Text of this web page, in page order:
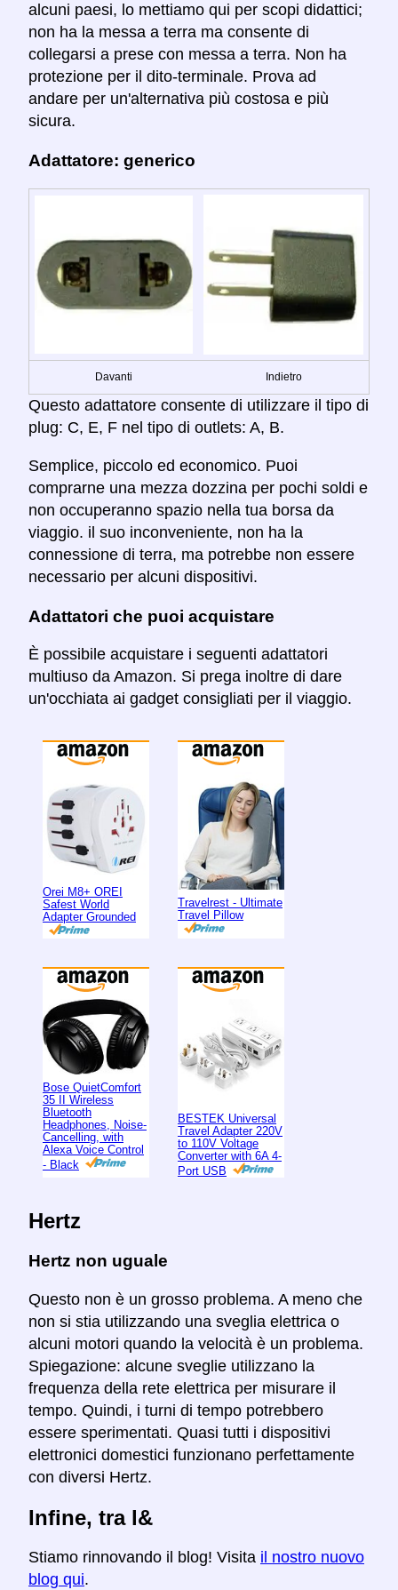
alcuni paesi, lo mettiamo qui per scopi didattici;
non ha la messa a terra ma consente di
collegarsi a prese con messa a terra. Non ha
protezione per il dito-terminale. Prova ad
andare per un'alternativa più costosa e più
sicura.
Adattatore: generico
Davanti Indietro
Questo adattatore consente di utilizzare il tipo di
plug: C, E, F nel tipo di outlets: A, B.
Semplice, piccolo ed economico. Puoi
comprarne una mezza dozzina per pochi soldi e
non occuperanno spazio nella tua borsa da
viaggio. il suo inconveniente, non ha la
connessione di terra, ma potrebbe non essere
necessario per alcuni dispositivi.
Adattatori che puoi acquistare
È possibile acquistare i seguenti adattatori
multiuso da Amazon. Si prega inoltre di dare
un'occhiata ai gadget consigliati per il viaggio.
Orei M8+ OREI
Safest World
Adapter Grounded
Travelrest - Ultimate
Travel Pillow
Bose QuietComfort
35 II Wireless
Bluetooth
Headphones, Noise-
Cancelling, with
Alexa Voice Control
- Black
BESTEK Universal
Travel Adapter 220V
to 110V Voltage
Converter with 6A 4-
Port USB
Hertz
Hertz non uguale
Questo non è un grosso problema. A meno che
non si stia utilizzando una sveglia elettrica o
alcuni motori quando la velocità è un problema.
Spiegazione: alcune sveglie utilizzano la
frequenza della rete elettrica per misurare il
tempo. Quindi, i turni di tempo potrebbero
essere sperimentati. Quasi tutti i dispositivi
elettronici domestici funzionano perfettamente
con diversi Hertz.
Infine, tra l&
Stiamo rinnovando il blog! Visita il nostro nuovo
blog qui.